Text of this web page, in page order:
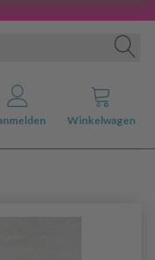
Winkelwagen